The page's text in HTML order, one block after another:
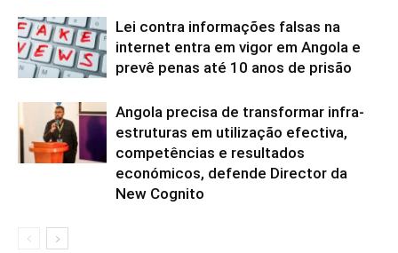
Lei contra informações falsas na
internet entra em vigor em Angola e
prevê penas até 10 anos de prisão
Angola precisa de transformar infra-
estruturas em utilização efectiva,
competências e resultados
económicos, defende Director da
New Cognito